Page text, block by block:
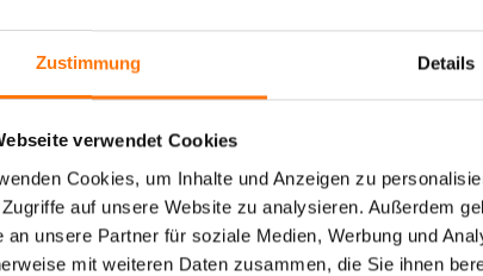
Zustimmung Details
verwendet Cookies
Cookies, um Inhalte und Anzeigen zu
auf unsere Website zu analysieren. Außerdem
an unsere Partner für soziale Medien, Werbung und
mit weiteren Daten zusammen, die Sie ihnen
IN CORTINA